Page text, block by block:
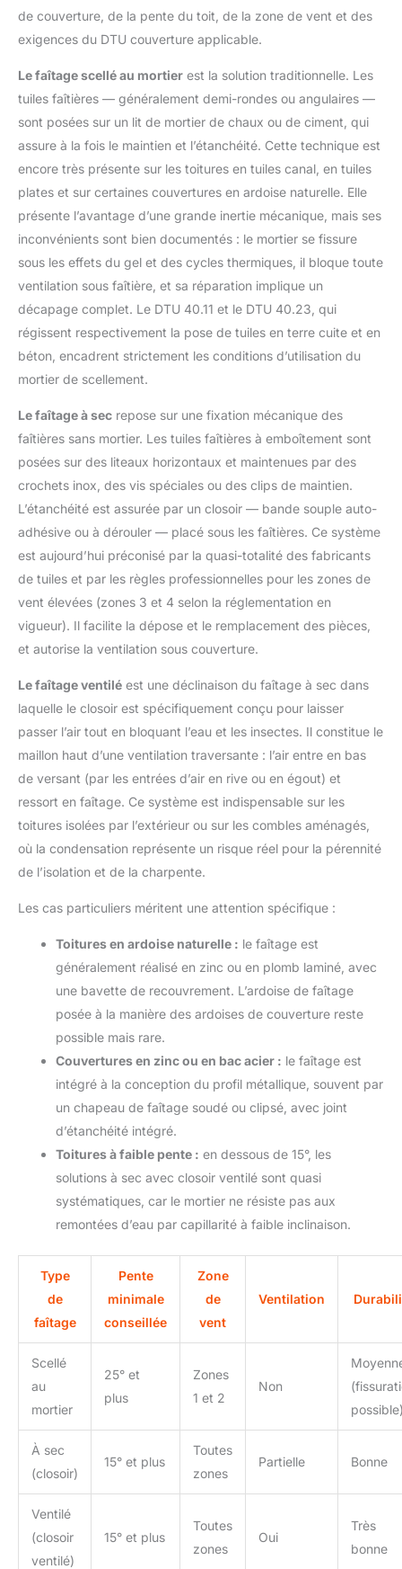
de couverture, de la pente du toit, de la zone de vent et des
exigences du DTU couverture applicable.
Le faîtage scellé au mortier est la solution traditionnelle. Les
tuiles faîtières — généralement demi-rondes ou angulaires —
sont posées sur un lit de mortier de chaux ou de ciment, qui
assure à la fois le maintien et l’étanchéité. Cette technique est
encore très présente sur les toitures en tuiles canal, en tuiles
plates et sur certaines couvertures en ardoise naturelle. Elle
présente l’avantage d’une grande inertie mécanique, mais ses
inconvénients sont bien documentés : le mortier se fissure
sous les effets du gel et des cycles thermiques, il bloque toute
ventilation sous faîtière, et sa réparation implique un
décapage complet. Le DTU 40.11 et le DTU 40.23, qui
régissent respectivement la pose de tuiles en terre cuite et en
béton, encadrent strictement les conditions d’utilisation du
mortier de scellement.
Le faîtage à sec repose sur une fixation mécanique des
faîtières sans mortier. Les tuiles faîtières à emboîtement sont
posées sur des liteaux horizontaux et maintenues par des
crochets inox, des vis spéciales ou des clips de maintien.
L’étanchéité est assurée par un closoir — bande souple auto-
adhésive ou à dérouler — placé sous les faîtières. Ce système
est aujourd’hui préconisé par la quasi-totalité des fabricants
de tuiles et par les règles professionnelles pour les zones de
vent élevées (zones 3 et 4 selon la réglementation en
vigueur). Il facilite la dépose et le remplacement des pièces,
et autorise la ventilation sous couverture.
Le faîtage ventilé est une déclinaison du faîtage à sec dans
laquelle le closoir est spécifiquement conçu pour laisser
passer l’air tout en bloquant l’eau et les insectes. Il constitue le
maillon haut d’une ventilation traversante : l’air entre en bas
de versant (par les entrées d’air en rive ou en égout) et
ressort en faîtage. Ce système est indispensable sur les
toitures isolées par l’extérieur ou sur les combles aménagés,
où la condensation représente un risque réel pour la pérennité
de l’isolation et de la charpente.
Les cas particuliers méritent une attention spécifique :
Toitures en ardoise naturelle : le faîtage est
généralement réalisé en zinc ou en plomb laminé, avec
une bavette de recouvrement. L’ardoise de faîtage
posée à la manière des ardoises de couverture reste
possible mais rare.
Couvertures en zinc ou en bac acier : le faîtage est
intégré à la conception du profil métallique, souvent par
un chapeau de faîtage soudé ou clipsé, avec joint
d’étanchéité intégré.
Toitures à faible pente : en dessous de 15°, les
solutions à sec avec closoir ventilé sont quasi
systématiques, car le mortier ne résiste pas aux
remontées d’eau par capillarité à faible inclinaison.
Type
de
faîtage
Pente
minimale
conseillée
Zone
de
vent
Ventilation
Scellé
au
mortier
25° et
plus
Zones
1 et 2
Non
À sec
(closoir)
15° et plus
Toutes
zones
Partielle Bonne
Ventilé
(closoir
ventilé)
15° et plus
Toutes
zones
Oui
Très
bonne